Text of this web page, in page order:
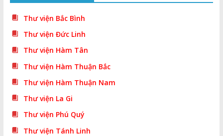
Thư viện Bắc Bình
Thư viện Đức Linh
Thư viện Hàm Tân
Thư viện Hàm Thuận Bắc
Thư viện Hàm Thuận Nam
Thư viện La Gi
Thư viện Phú Quý
Thư viện Tánh Linh